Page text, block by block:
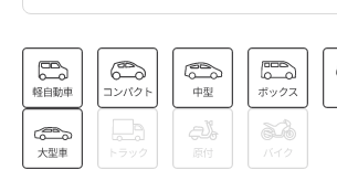
8月16日 (日) ¥430
空き1
8月17日 (月)
0:00～24:00
¥430